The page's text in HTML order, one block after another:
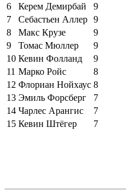
6
Керем Демирбай
9
7
Себастьен Аллер 9
8
Макс Крузе
9
9
Томас Мюллер
9
10 Кевин Фолланд
9
11 Марко Ройс
8
12 Флориан Нойхаус 8
13 Эмиль Форсберг
7
14 Чарлес Арангис
7
15 Кевин Штёгер 7